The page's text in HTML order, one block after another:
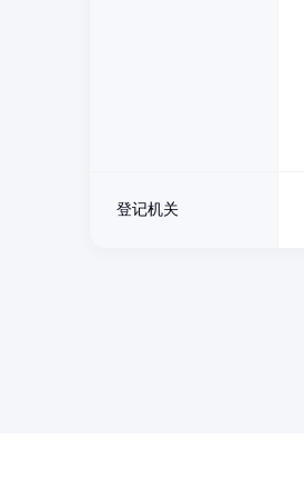
登记机关